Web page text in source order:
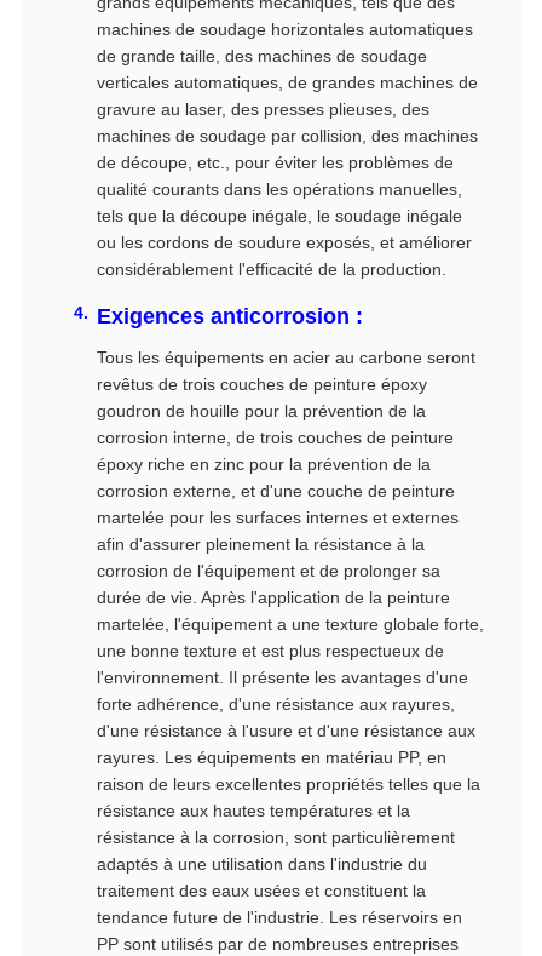
machines de soudage horizontales automatiques
de grande taille, des machines de soudage
verticales automatiques, de grandes machines de
gravure au laser, des presses plieuses, des
machines de soudage par collision, des machines
de découpe, etc., pour éviter les problèmes de
qualité courants dans les opérations manuelles,
tels que la découpe inégale, le soudage inégale
ou les cordons de soudure exposés, et améliorer
considérablement l'efficacité de la production.
Exigences anticorrosion :
Tous les équipements en acier au carbone seront
revêtus de trois couches de peinture époxy
goudron de houille pour la prévention de la
corrosion interne, de trois couches de peinture
époxy riche en zinc pour la prévention de la
corrosion externe, et d'une couche de peinture
martelée pour les surfaces internes et externes
afin d'assurer pleinement la résistance à la
corrosion de l'équipement et de prolonger sa
durée de vie. Après l'application de la peinture
martelée, l'équipement a une texture globale forte,
une bonne texture et est plus respectueux de
l'environnement. Il présente les avantages d'une
forte adhérence, d'une résistance aux rayures,
d'une résistance à l'usure et d'une résistance aux
rayures. Les équipements en matériau PP, en
raison de leurs excellentes propriétés telles que la
résistance aux hautes températures et la
résistance à la corrosion, sont particulièrement
adaptés à une utilisation dans l'industrie du
traitement des eaux usées et constituent la
tendance future de l'industrie. Les réservoirs en
PP sont utilisés par de nombreuses entreprises